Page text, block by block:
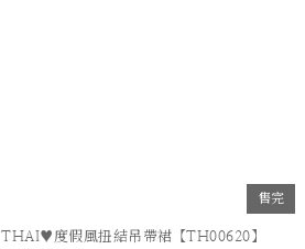
售完
THAI♥度假風扭結吊帶裙【TH00620】